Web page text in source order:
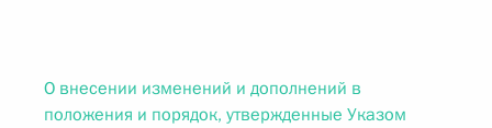
О внесении изменений и дополнений в
положения и порядок, утвержденные Указом